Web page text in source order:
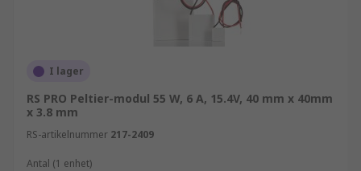
I lager
RS PRO Peltier-modul 55 W, 6 A, 15.4V, 40 mm x 40mm
x 3.8 mm
RS-artikelnummer 217-2409
Antal (1 enhet)